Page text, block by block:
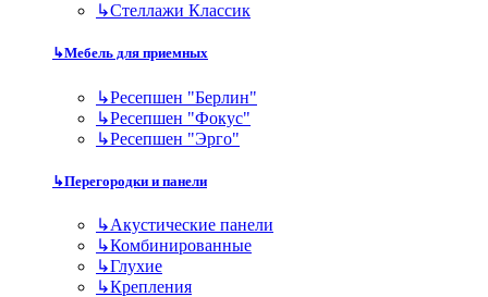
↳Стеллажи Классик
↳Мебель для приемных
↳Ресепшен "Берлин"
↳Ресепшен "Фокус"
↳Ресепшен "Эрго"
↳Перегородки и панели
↳Акустические панели
↳Комбинированные
↳Глухие
↳Крепления